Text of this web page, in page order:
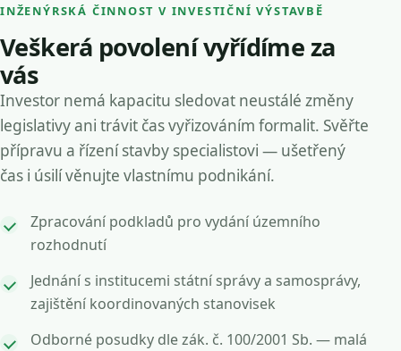
INŽENÝRSKÁ ČINNOST V INVESTIČNÍ VÝSTAVBĚ
Veškerá povolení vyřídíme za
vás
Investor nemá kapacitu sledovat neustálé změny
legislativy ani trávit čas vyřizováním formalit. Svěřte
přípravu a řízení stavby specialistovi — ušetřený
čas i úsilí věnujte vlastnímu podnikání.
Zpracování podkladů pro vydání územního
rozhodnutí
Jednání s institucemi státní správy a samosprávy,
zajištění koordinovaných stanovisek
Odborné posudky dle zák. č. 100/2001 Sb. — malá